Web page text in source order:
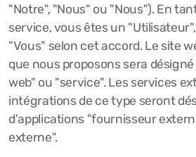
"Notre", "Nous" ou "Nous"). En
service, vous êtes un
"Vous" selon cet accord. Le site
que nous proposons sera
web" ou "service". Les services
intégrations de ce type seront
d'applications "fournisseur
externe".